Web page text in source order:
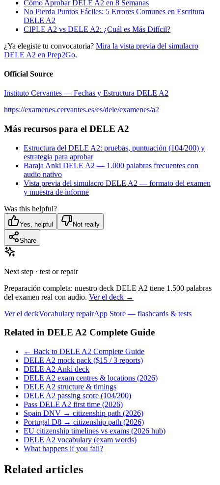
Cómo Aprobar DELE A2 en 8 Semanas
No Pierda Puntos Fáciles: 5 Errores Comunes en Escritura
DELE A2
CIPLE A2 vs DELE A2: ¿Cuál es Más Difícil?
¿Ya elegiste tu convocatoria? Mira la vista previa del simulacro
DELE A2 en Prep2Go.
Official Source
Instituto Cervantes — Fechas y Estructura DELE A2
https://examenes.cervantes.es/es/dele/examenes/a2
Más recursos para el DELE A2
Estructura del DELE A2: pruebas, puntuación (104/200) y
estrategia para aprobar
Baraja Anki DELE A2 — 1.000 palabras frecuentes con
audio nativo
Vista previa del simulacro DELE A2 — formato del examen
y muestra de informe
Was this helpful?
Yes, helpful Not really
Share
Next step · test or repair
Preparación completa: nuestro deck DELE A2 tiene 1.500 palabras
del examen real con audio. Ver el deck →
Ver el deckVocabulary repairApp Store — flashcards & tests
Related in DELE A2 Complete Guide
← Back to DELE A2 Complete Guide
DELE A2 mock pack ($15 / 3 reports)
DELE A2 Anki deck
DELE A2 exam centres & locations (2026)
DELE A2 structure & timings
DELE A2 passing score (104/200)
Pass DELE A2 first time (2026)
Spain DNV → citizenship path (2026)
Portugal D8 → citizenship path (2026)
EU citizenship timelines vs exams (2026 hub)
DELE A2 vocabulary (exam words)
What happens if you fail?
Related articles